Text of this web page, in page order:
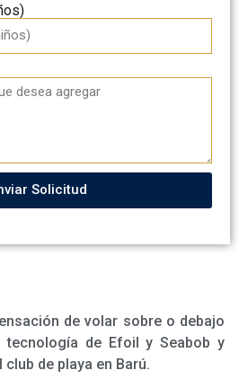
de volar sobre o debajo
de Efoil y Seabob y
de playa en Barú.
Solicitud